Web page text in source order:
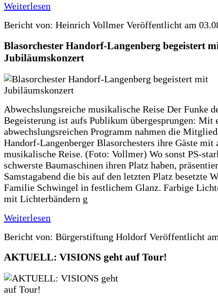
Weiterlesen
Bericht von: Heinrich Vollmer Veröffentlicht am
Blasorchester Handorf-Langenberg begeistert
Jubiläumskonzert
Abwechslungsreiche musikalische Reise Der Funke
Begeisterung ist aufs Publikum übergesprungen: Mit
abwechslungsreichen Programm nahmen die
Handorf-Langenberger Blasorchesters ihre Gäste mit
musikalische Reise. (Foto: Vollmer) Wo sonst PS-
schwerste Baumaschinen ihren Platz haben,
Samstagabend die bis auf den letzten Platz besetzte
Familie Schwingel in festlichem Glanz. Farbige
mit Lichterbändern g
Weiterlesen
Bericht von: Bürgerstiftung Holdorf Veröffentlicht
AKTUELL: VISIONS geht auf Tour!